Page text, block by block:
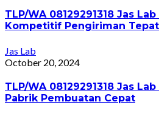
TLP/WA 08129291318 Jas
Kompetitif Pengiriman
Jas Lab
October 20, 2024
TLP/WA 08129291318 Jas
Pabrik Pembuatan Cepat